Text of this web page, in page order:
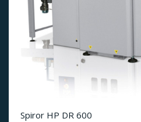
Spiror HP DR 600